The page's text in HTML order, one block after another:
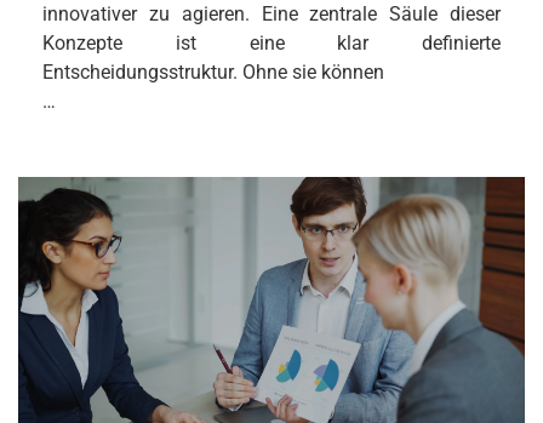
innovativer zu agieren. Eine zentrale Säule dieser
Konzepte ist eine klar definierte
Entscheidungsstruktur. Ohne sie können
…